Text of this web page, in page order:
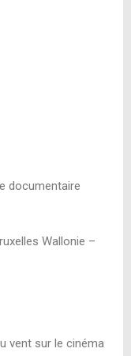
documentaire
Wallonie –
vent sur le cinéma